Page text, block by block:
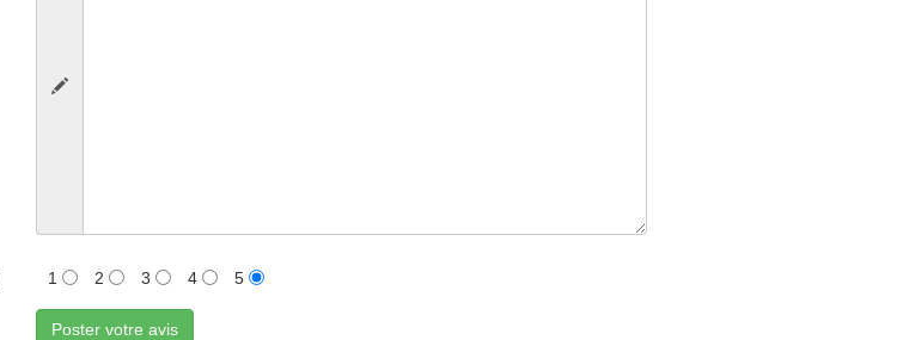
1 2 3 4 5
Poster votre avis